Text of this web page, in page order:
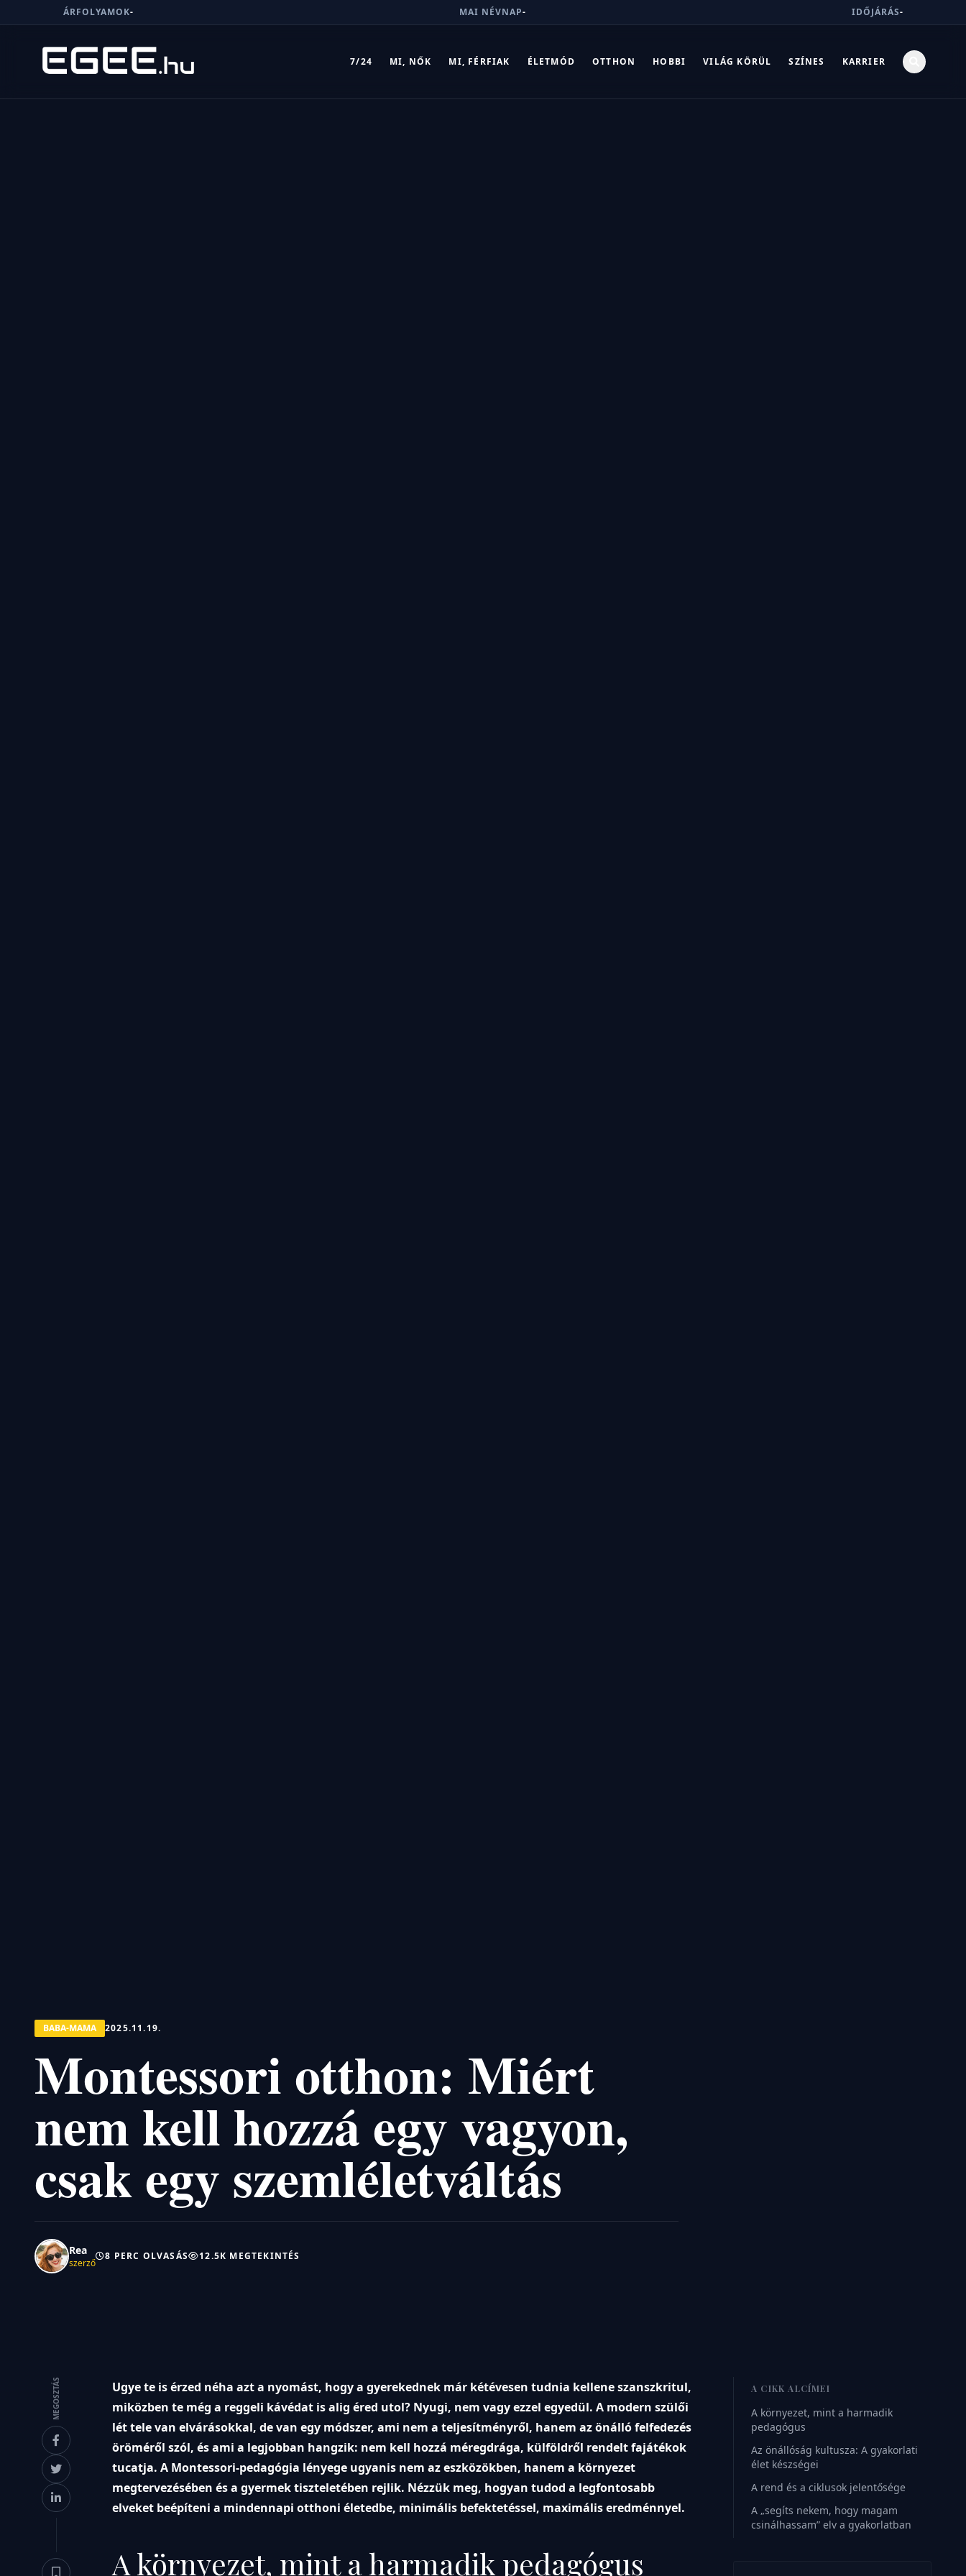
ÁRFOLYAMOK- MAI NÉVNAP- IDŐJÁRÁS-
7/24 MI, NŐK MI, FÉRFIAK ÉLETMÓD OTTHON HOBBI VILÁG KÖRÜL SZÍNES KARRIER
Menü
BABA-MAMA 2025.11.19.
Montessori otthon: Miért
nem kell hozzá egy vagyon,
csak egy szemléletváltás
Rea
szerző
8 PERC OLVASÁS 12.5K MEGTEKINTÉS
MEGOSZTÁS
Ugye te is érzed néha azt a nyomást, hogy a gyerekednek már kétévesen tudnia kellene szanszkritul,
miközben te még a reggeli kávédat is alig éred utol? Nyugi, nem vagy ezzel egyedül. A modern szülői
lét tele van elvárásokkal, de van egy módszer, ami nem a teljesítményről, hanem az önálló felfedezés
öröméről szól, és ami a legjobban hangzik: nem kell hozzá méregdrága, külföldről rendelt fajátékok
tucatja. A Montessori-pedagógia lényege ugyanis nem az eszközökben, hanem a környezet
megtervezésében és a gyermek tiszteletében rejlik. Nézzük meg, hogyan tudod a legfontosabb
elveket beépíteni a mindennapi otthoni életedbe, minimális befektetéssel, maximális eredménnyel.
A környezet, mint a harmadik pedagógus
A CIKK ALCÍMEI
A környezet, mint a harmadik
pedagógus
Az önállóság kultusza: A gyakorlati
élet készségei
A rend és a ciklusok jelentősége
A „segíts nekem, hogy magam
csinálhassam” elv a gyakorlatban